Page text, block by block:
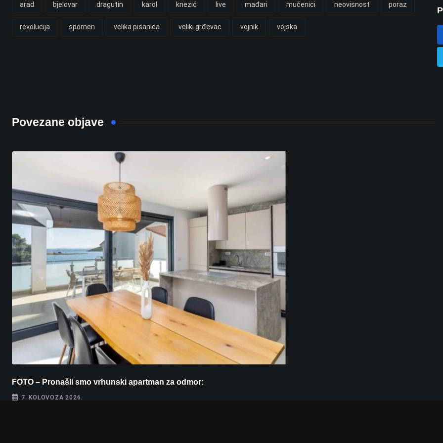
arad bjelovar dragutin karol knezić live mađari mučenici neovisnost poraz
revolucija spomen velika pisanica veliki grđevac vojnik vojska
Povezane objave
FOTO – Pronašli smo vrhunski apartman za odmor:
7. KOLOVOZA 2026.